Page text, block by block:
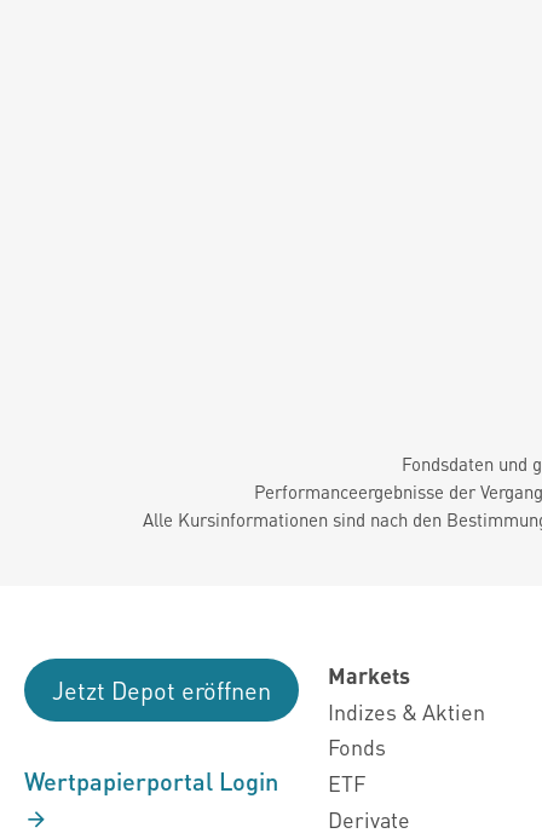
Fondsdaten und
Performanceergebnisse der
Alle Kursinformationen sind nach den
Jetzt Depot eröffnen
Wertpapierportal Login
Markets
Indizes & Aktien
Fonds
ETF
Derivate